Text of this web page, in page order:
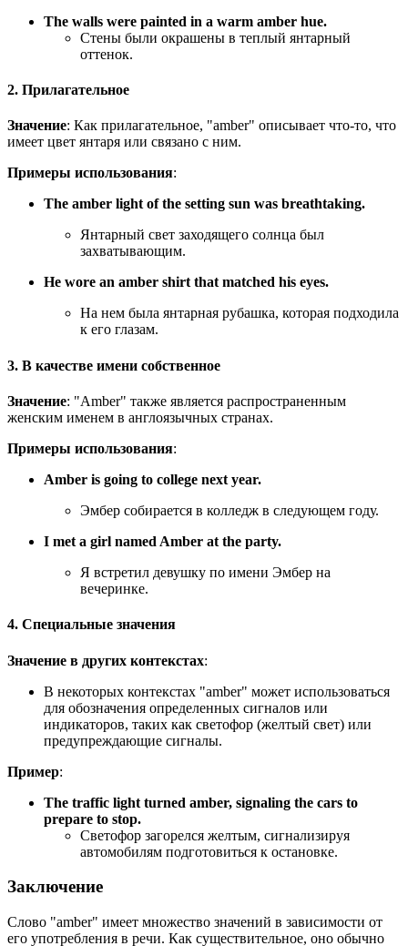
The walls were painted in a warm amber hue.
Стены были окрашены в теплый янтарный
оттенок.
2. Прилагательное
Значение: Как прилагательное, "amber" описывает что-то, что
имеет цвет янтаря или связано с ним.
Примеры использования:
The amber light of the setting sun was breathtaking.
Янтарный свет заходящего солнца был
захватывающим.
He wore an amber shirt that matched his eyes.
На нем была янтарная рубашка, которая подходила
к его глазам.
3. В качестве имени собственное
Значение: "Amber" также является распространенным
женским именем в англоязычных странах.
Примеры использования:
Amber is going to college next year.
Эмбер собирается в колледж в следующем году.
I met a girl named Amber at the party.
Я встретил девушку по имени Эмбер на
вечеринке.
4. Специальные значения
Значение в других контекстах:
В некоторых контекстах "amber" может использоваться
для обозначения определенных сигналов или
индикаторов, таких как светофор (желтый свет) или
предупреждающие сигналы.
Пример:
The traffic light turned amber, signaling the cars to
prepare to stop.
Светофор загорелся желтым, сигнализируя
автомобилям подготовиться к остановке.
Заключение
Слово "amber" имеет множество значений в зависимости от
его употребления в речи. Как существительное, оно обычно